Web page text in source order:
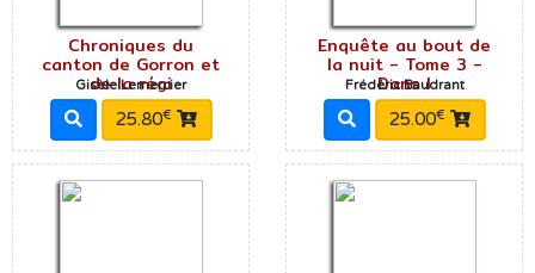
Chroniques du
canton de Gorron et
de la régi
Gisèle Lemercier
25.80€
Enquête au bout de
la nuit - Tome 3 -
Dans l
Frédéric Baudrant
25.00€